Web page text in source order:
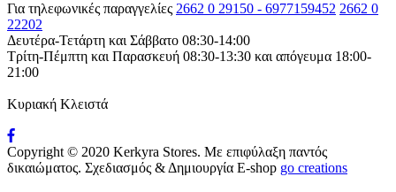
Για τηλεφωνικές παραγγελίες 2662 0 29150 - 6977159452 2662 0
22202
Δευτέρα-Τετάρτη και Σάββατο 08:30-14:00
Τρίτη-Πέμπτη και Παρασκευή 08:30-13:30 και απόγευμα 18:00-
21:00
Κυριακή Κλειστά
Copyright © 2020 Kerkyra Stores. Με επιφύλαξη παντός
δικαιώματος. Σχεδιασμός & Δημιουργία E-shop go creations